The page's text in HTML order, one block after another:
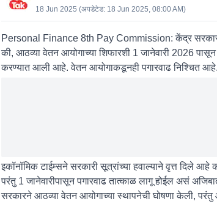
18 Jun 2025 (अपडेटेड: 18 Jun 2025, 08:00 AM)
Personal Finance 8th Pay Commission:केंद्र
की, आठव्या वेतन आयोगाच्या शिफारशी 1 जानेवारी 2026
करण्यात आली आहे. वेतन आयोगाकडूनही पगारवाढ निश्चित आहे.
इकॉनॉमिक टाईम्सने सरकारी सूत्रांच्या हवाल्याने वृत्त दिले
परंतु 1 जानेवारीपासून पगारवाढ तात्काळ लागू होईल असं
सरकारने आठव्या वेतन आयोगाच्या स्थापनेची घोषणा केली, परंतु